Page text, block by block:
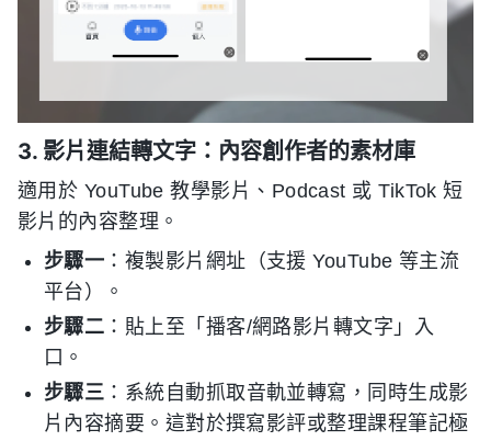
3. 影片連結轉文字：內容創作者的素材庫
適用於 YouTube 教學影片、Podcast 或 TikTok 短
影片的內容整理。
步驟一 ：複製影片網址（支援 YouTube 等主流
平台）。
步驟二 ：貼上至「播客/網路影片轉文字」入
口。
步驟三 ：系統自動抓取音軌並轉寫，同時生成影
片內容摘要。這對於撰寫影評或整理課程筆記極